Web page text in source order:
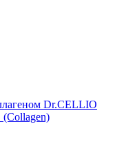
Dr.CELLIO